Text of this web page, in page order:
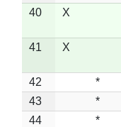
40
X
41 X
42 *
43
*
44
*